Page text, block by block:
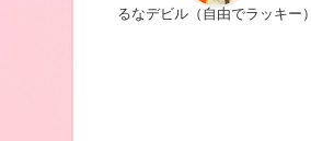
るなデビル（自由でラッキー）